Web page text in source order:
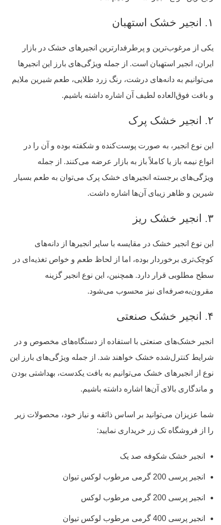
۱. انجیر خشک استهبان
یکی از مرغوب‌ترین و پرطرفدارترین انجیرهای خشک در بازار
ایران، انجیر استهبان است. از جمله ویژگی‌های بارز این انجیرها
می‌توانیم به دانه‌های درشت، رنگ زرد طلایی، طعم شیرین ملایم
و بافت فوق‌العاده لطیف آن اشاره داشته باشیم.
۲. انجیر خشک پرک
این نوع انجیر، به صورت پوست‌کنده و شکفته بوده و آن‌ را در
انواع نیمه باز یا کاملاً باز به بازار عرضه می‌کنند. از جمله
ویژگی‌های برجسته انجیرهای خشک پرک می‌توان به طعم بسیار
شیرین و ظاهر زیبای آن‌ها اشاره داشت.
۳. انجیر خشک ریز
این نوع انجیر خشک در مقایسه با سایر انجیرها از دانه‌های
کوچک‌تری برخوردار بوده، اما از لحاظ طعم و خواص تغذیه‌ای در
سطح مطلوبی قرار دارد. همچنین، این نوع انجیر گزینه
مقرون‌به‌صرفه‌ای نیز محسوب می‌شود.
۴. انجیر خشک صنعتی
انجیر خشک‌های صنعتی با استفاده از دستگاه‌های مخصوص و در
شرایط کنترل‌شده خشک خواهند شد. از جمله ویژگی‌های بارز این
نوع از انجیرهای خشک می‌توانیم به بافت یکدست، بهداشتی بودن
و ماندگاری بالای آن‌ها اشاره داشته باشیم.
شما عزیزان می‌توانید بر اساس ذائقه و نیاز خود، محصولات زیر
را از فروشگاه تک زر خریداری نمایید:
انجیر خشک شکوفه صد یک
انجیر پرسی 200 گرمی مرطوب لوکس تیوان
انجیر پرسی 200 گرمی مرطوب لوکس
انجیر پرسی 400 گرمی مرطوب لوکس تیوان